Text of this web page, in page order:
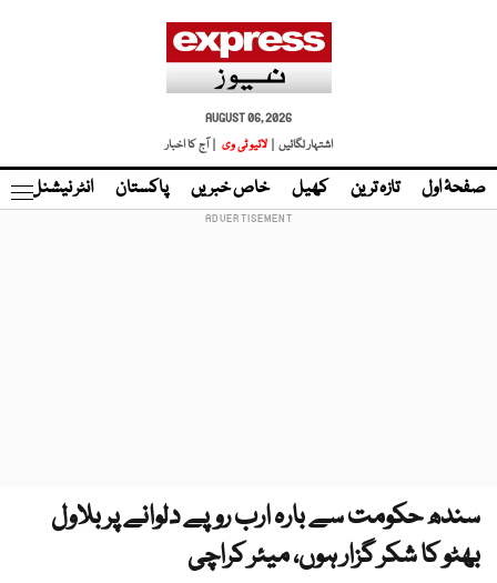
AUGUST 06, 2026
اشتہار لگائیں |
لائیو ٹی وی | آج کا اخبار
صفحۂ اول تازہ ترین کھیل خاص خبریں پاکستان انٹر نیشنل
سندھ حکومت سے بارہ ارب روپے دلوانے پر بلاول
بھٹو کا شکر گزار ہوں، میئر کراچی